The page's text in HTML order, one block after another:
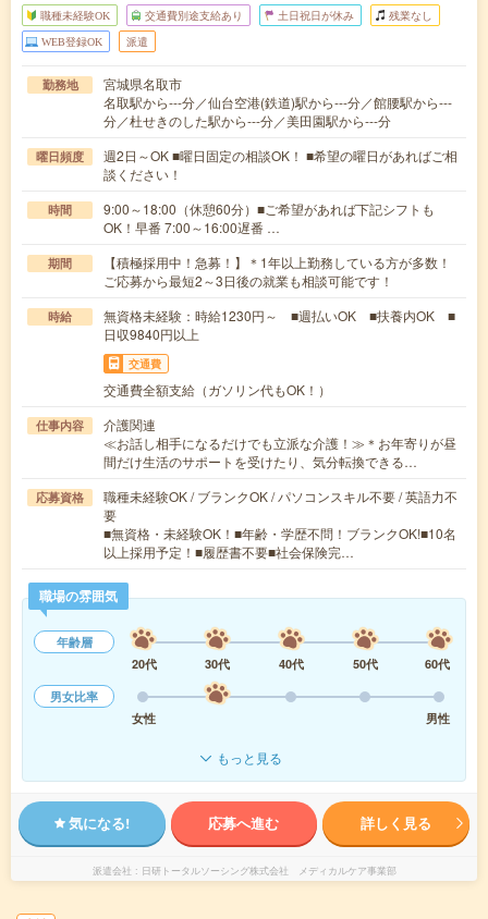
職種未経験OK 交通費別途支給あり 土日祝日が休み 残業なし
WEB登録OK 派遣
勤務地
宮城県名取市
名取駅から---分／仙台空港(鉄道)駅から---分／館腰駅から---
分／杜せきのした駅から---分／美田園駅から---分
曜日頻度
週2日～OK ■曜日固定の相談OK！ ■希望の曜日があればご相
談ください！
時間
9:00～18:00（休憩60分）■ご希望があれば下記シフトも
OK！早番 7:00～16:00遅番 …
期間
【積極採用中！急募！】＊1年以上勤務している方が多数！
ご応募から最短2～3日後の就業も相談可能です！
時給
無資格未経験：時給1230円～ ■週払いOK ■扶養内OK ■
日収9840円以上
交通費
交通費全額支給（ガソリン代もOK！）
仕事内容
介護関連
≪お話し相手になるだけでも立派な介護！≫＊お年寄りが昼
間だけ生活のサポートを受けたり、気分転換できる…
応募資格
職種未経験OK / ブランクOK / パソコンスキル不要 / 英語力不
要
■無資格・未経験OK！■年齢・学歴不問！ブランクOK!■10名
以上採用予定！■履歴書不要■社会保険完…
職場の雰囲気
年齢層
20代
30代 40代 50代
60代
男女比率
女性
男性
もっと見る
気になる! 応募へ進む 詳しく見る
派遣会社 日研トータルソーシング株式会社 メディカルケア事業部